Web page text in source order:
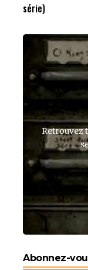
série)
Retrouvez
Abonnez-